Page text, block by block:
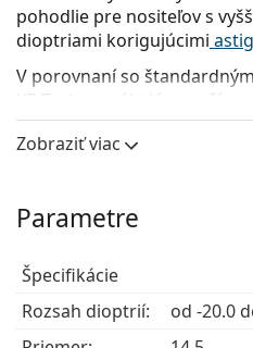
pohodlie pre nositeľov s
dioptriami korigujúcimi
V porovnaní so
XR Toric ponúkajú v
dioptrií (od -20,00 do
cylindrov (až do -5,75).
Hlavné výhody
Aké konkrétne výhody
šošovky Biofinity?
Zvýšená stabilita–
Zobraziť viac
Parametre
Špecifikácie
Rozsah dioptrií:
od -20.0